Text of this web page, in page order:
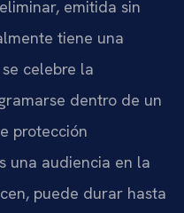
emitida sin
tiene una
celebre la
dentro de un
protección
una audiencia en la
puede durar hasta